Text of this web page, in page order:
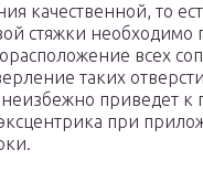
качественной, то
стяжки необходимо
всех
таких
приведет к
при